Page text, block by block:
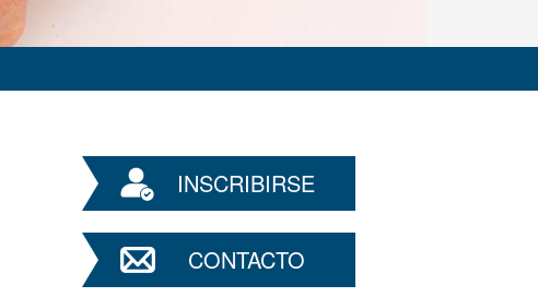
INSCRIBIRSE
CONTACTO